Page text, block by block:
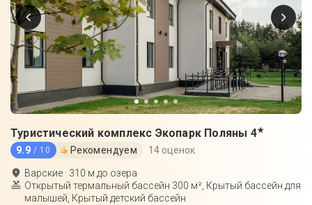
Туристический комплекс Экопарк Поляны 4★
9.9 / 10 Рекомендуем 14 оценок
Варские · 310 м до озера
Открытый термальный бассейн 300 м², Крытый бассейн для
малышей, Крытый детский бассейн